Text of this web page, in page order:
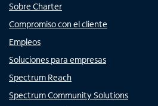
Sobre Charter
Compromiso con el cliente
Empleos
Soluciones para empresas
Spectrum Reach
Spectrum Community Solutions